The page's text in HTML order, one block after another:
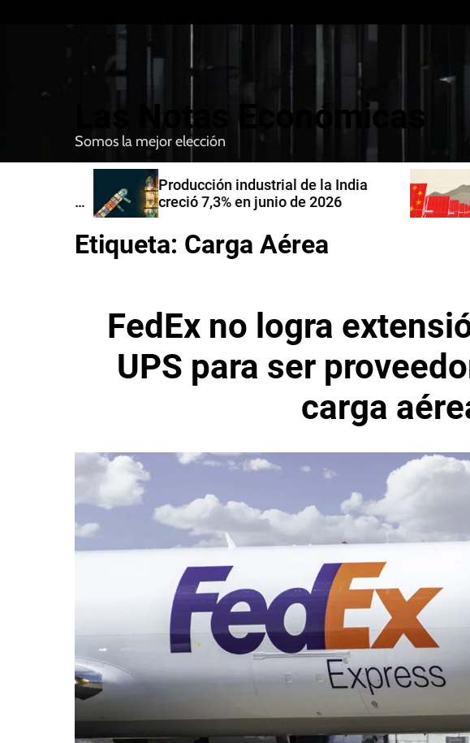
Las Notas Económicas
Somos la mejor elección
Producción industrial de la India
creció 7,3% en junio de 2026
Etiqueta: Carga Aérea
FedEx no logra
UPS para ser
carga